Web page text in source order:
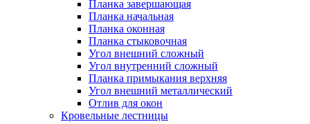
Планка завершающая
Планка начальная
Планка оконная
Планка стыковочная
Угол внешний сложный
Угол внутренний сложный
Планка примыкания верхняя
Угол внешний металлический
Отлив для окон
Кровельные лестницы